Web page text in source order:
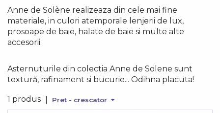
Anne de Solène realizeaza din cele mai fine
materiale, in culori atemporale lenjerii de lux,
prosoape de baie, halate de baie si multe alte
accesorii.
Asternuturile din colectia Anne de Solene sunt
textură, rafinament si bucurie... Odihna placuta!
1 produs Pret - crescator